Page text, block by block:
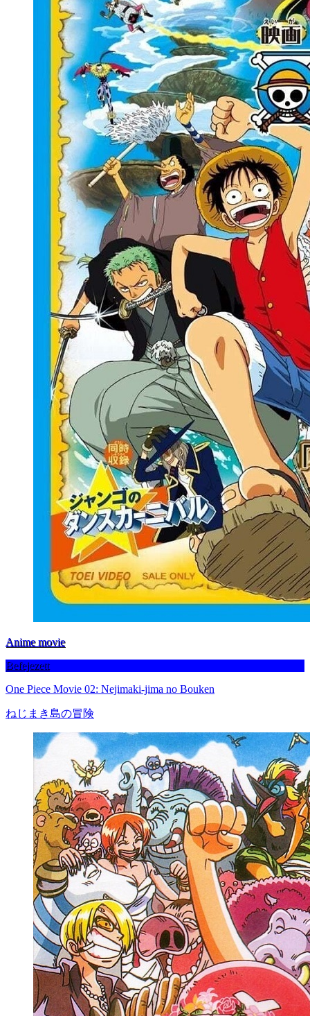
Anime movie
Befejezett
One Piece Movie 02: Nejimaki-jima no Bouken
ねじまき島の冒険